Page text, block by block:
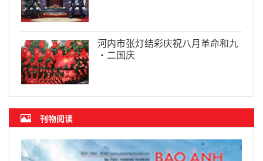
河内市张灯结彩庆祝八月革命和九
·二国庆
刊物阅读